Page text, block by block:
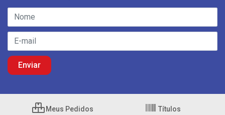
Meus Pedidos Títulos